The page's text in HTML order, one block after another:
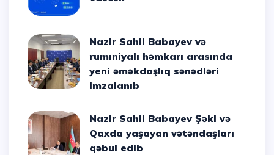
Nazir Sahil Babayev və
rumıniyalı həmkarı arasında
yeni əməkdaşlıq sənədləri
imzalanıb
Nazir Sahil Babayev Şəki və
Qaxda yaşayan vətəndaşları
qəbul edib